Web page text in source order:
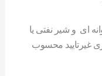
ای و شیر نفتی یا
غیرتایید محسوب